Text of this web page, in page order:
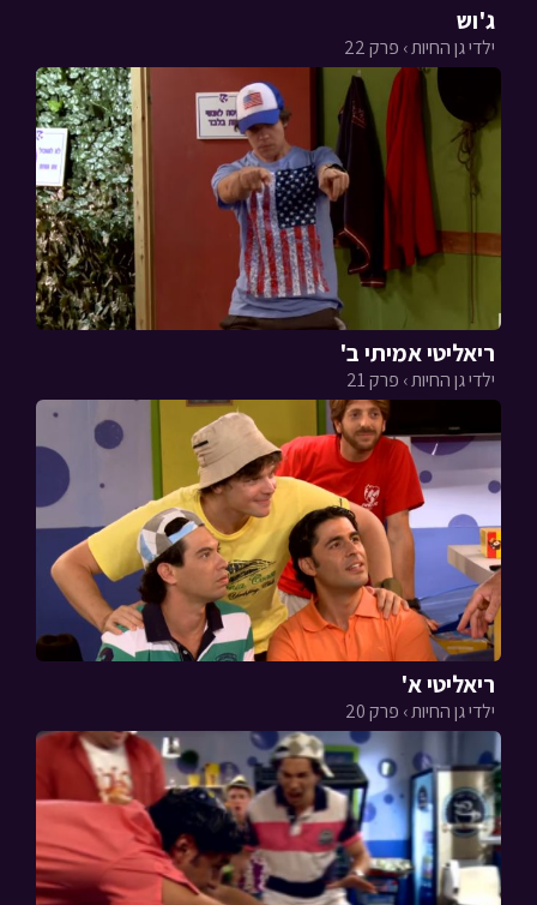
ג'וש
ילדי גן החיות › פרק 22
ריאליטי אמיתי ב'
ילדי גן החיות › פרק 21
ריאליטי א'
ילדי גן החיות › פרק 20